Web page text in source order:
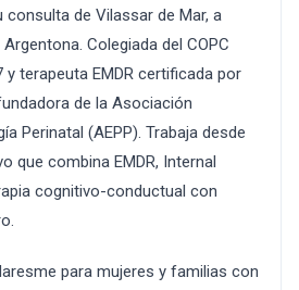
de Vilassar de Mar, a
Colegiada del COPC
terapeuta EMDR certificada por
de la Asociación
Perinatal (AEPP). Trabaja desde
que combina EMDR, Internal
cognitivo-conductual con
para mujeres y familias con